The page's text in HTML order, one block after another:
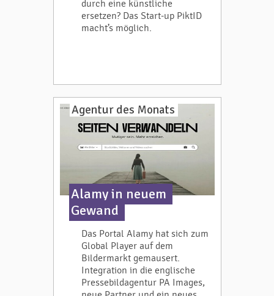
durch eine künstliche
ersetzen? Das Start-up PiktID
macht’s möglich.
Agentur des Monats
Alamy in neuem
Gewand
Das Portal Alamy hat sich zum
Global Player auf dem
Bildermarkt gemausert.
Integration in die englische
Pressebildagentur PA Images,